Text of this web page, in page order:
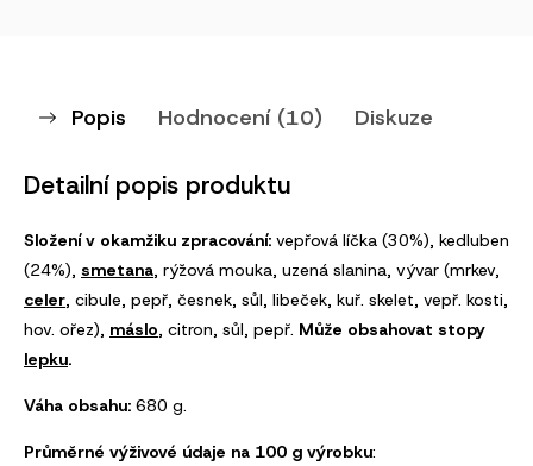
Popis Hodnocení (10) Diskuze
Detailní popis produktu
Složení v okamžiku zpracování: vepřová líčka (30%), kedluben
(24%), smetana, rýžová mouka, uzená slanina, vývar (mrkev,
celer, cibule, pepř, česnek, sůl, libeček, kuř. skelet, vepř. kosti,
hov. ořez), máslo, citron, sůl, pepř. Může obsahovat stopy
lepku.
Váha obsahu: 680 g.
Průměrné výživové údaje na 100 g výrobku: